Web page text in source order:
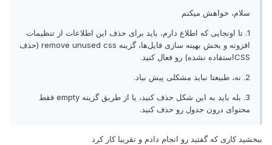
سلام، خواهش میکنم
1. تا اونجایی که اطلاع دارم، باید برای حذف این اطلاعات از تنظیمات
افزونه و بخش بهینه سازی فایل‌ها، گزینه remove unused css (حذف
CSSاستفاده نشده) رو فعال کنید.
2. نه، طبیعتا نباید مشکلی پیش بیاد.
3. بله باید به این شکل حذف کنید، یا از طریق گزینه empty فقط
محتوای درون جدول رو حذف کنید.
ببخشید کاری که گفتید رو انجام دادم و تقریبا کار کرد